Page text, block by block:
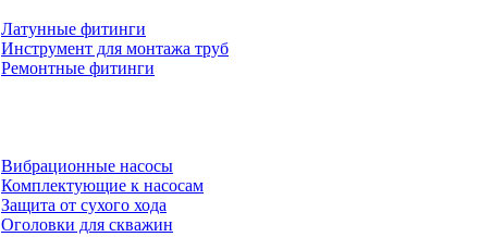
Латунные фитинги
Инструмент для монтажа труб
Ремонтные фитинги
Вибрационные насосы
Комплектующие к насосам
Защита от сухого хода
Оголовки для скважин